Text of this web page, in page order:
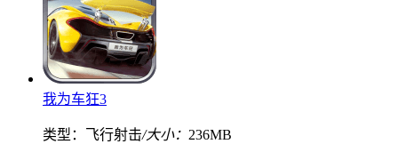
我为车狂3
类型：飞行射击/大小： 236MB